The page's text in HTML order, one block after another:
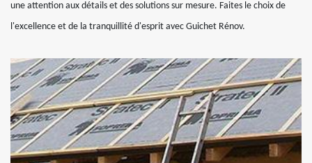
une attention aux détails et des solutions sur mesure. Faites le choix de
l'excellence et de la tranquillité d'esprit avec Guichet Rénov.